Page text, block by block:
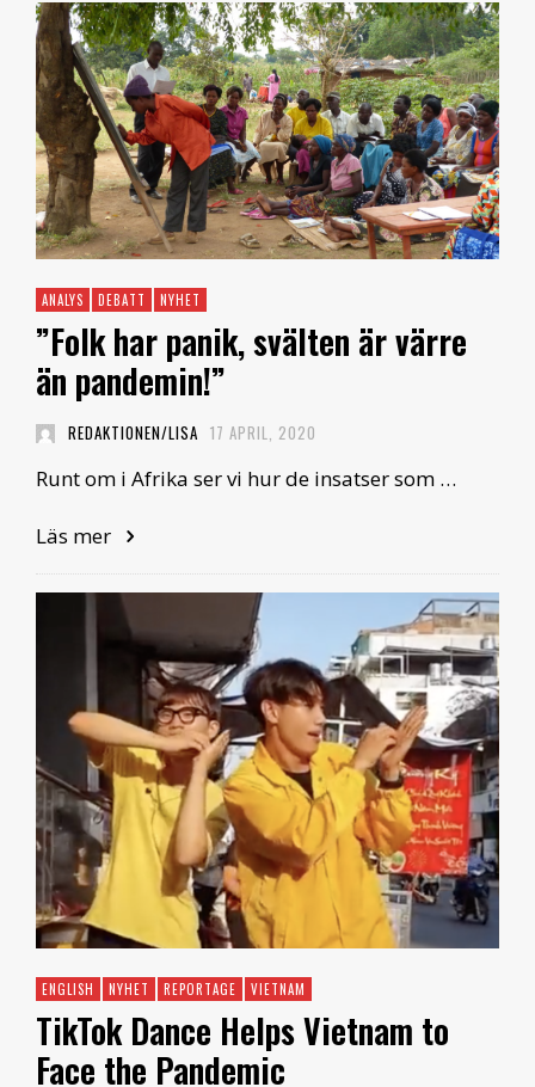
ANALYS DEBATT NYHET
”Folk har panik, svälten är värre
än pandemin!”
REDAKTIONEN/LISA 17 APRIL, 2020
Runt om i Afrika ser vi hur de insatser som …
Läs mer
ENGLISH NYHET REPORTAGE VIETNAM
TikTok Dance Helps Vietnam to
Face the Pandemic